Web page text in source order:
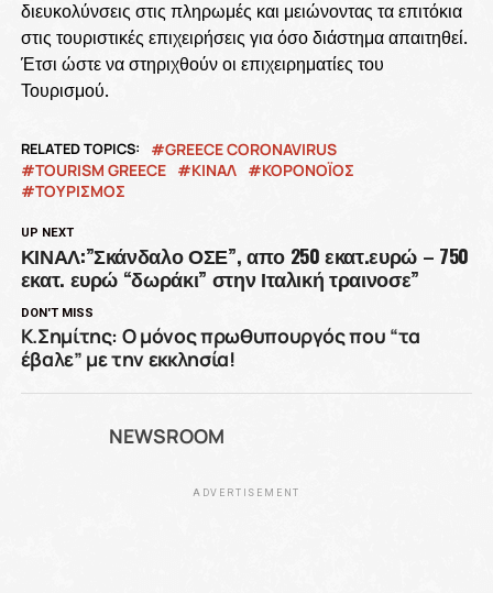
διευκολύνσεις στις πληρωμές και μειώνοντας τα επιτόκια
στις τουριστικές επιχειρήσεις για όσο διάστημα απαιτηθεί.
Έτσι ώστε να στηριχθούν οι επιχειρηματίες του
Τουρισμού.
RELATED TOPICS:
GREECE CORONAVIRUS
TOURISM GREECE
ΚΙΝΑΛ
ΚΟΡΟΝΟΪΟΣ
ΤΟΥΡΙΣΜΟΣ
UP NEXT
ΚΙΝΑΛ:”Σκάνδαλο ΟΣΕ”, απο 250 εκατ.ευρώ – 750
εκατ. ευρώ “δωράκι” στην Ιταλική τραινοσε”
DON'T MISS
Κ.Σημίτης: Ο μόνος πρωθυπουργός που “τα
έβαλε” με την εκκλησία!
NEWSROOM
ADVERTISEMENT